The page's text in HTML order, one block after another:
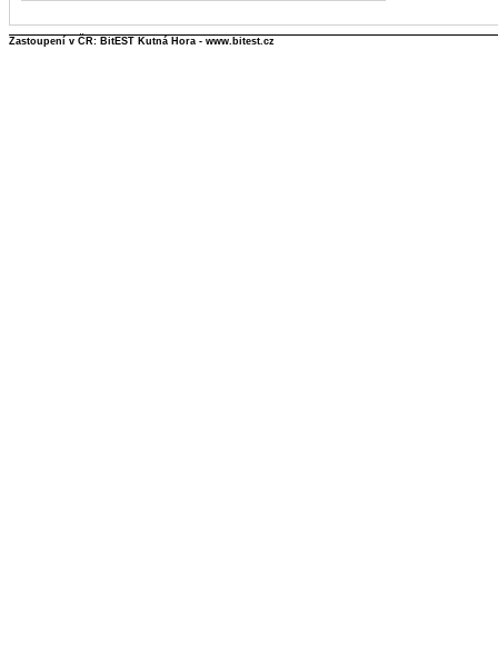
Zastoupení v ČR: BitEST Kutná Hora - www.bitest.cz